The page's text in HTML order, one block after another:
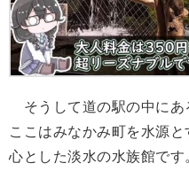
そうして道の駅の中にあ
ここはみなかみ町を水源
心とした淡水の水族館で